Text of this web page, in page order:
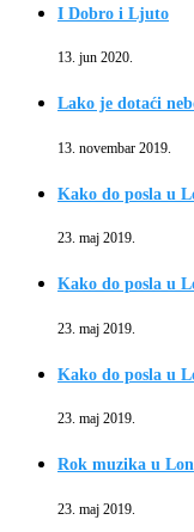
I Dobro i Ljuto
13. jun 2020.
Lako je dotaći
13. novembar 2019.
Kako do posla u
23. maj 2019.
Kako do posla u
23. maj 2019.
Kako do posla u
23. maj 2019.
Rok muzika u
23. maj 2019.